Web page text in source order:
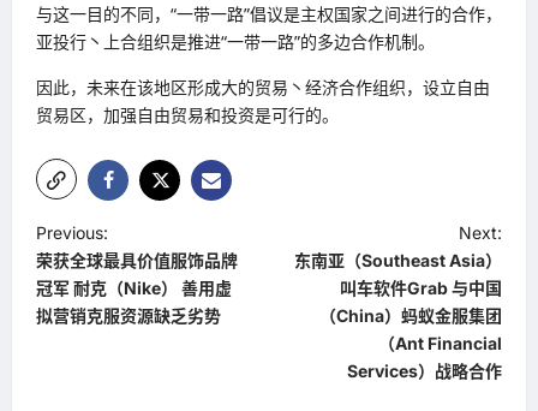
与这一目的不同，“一带一路”倡议是主权国家之间进行的合作，
亚投行丶上合组织是推进“一带一路”的多边合作机制。
因此，未来在该地区形成大的贸易丶经济合作组织，设立自由
贸易区，加强自由贸易和投资是可行的。
P
o
s
Previous:
荣获全球最具价值服饰品牌
冠军 耐克（Nike） 善用虚
拟营销克服资源缺乏劣势
Next:
东南亚（Southeast Asia）
叫车软件Grab 与中国
（China）蚂蚁金服集团
（Ant Financial
Services）战略合作